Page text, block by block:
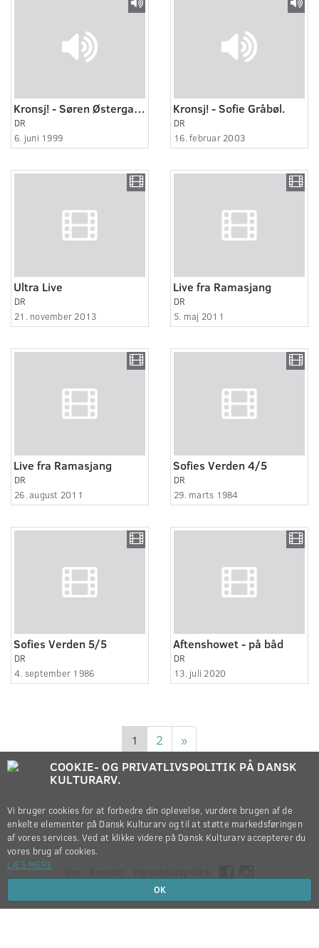
Kronsj! - Søren Østergaard.
DR
6. juni 1999
Kronsj! - Sofie Gråbøl.
DR
16. februar 2003
Ultra Live
DR
21. november 2013
Live fra Ramasjang
DR
5. maj 2011
Live fra Ramasjang
DR
26. august 2011
Sofies Verden 4/5
DR
29. marts 1984
Sofies Verden 5/5
DR
4. september 1986
Aftenshowet - på båd
DR
13. juli 2020
1 2 »
Copyright © 2012-2026
COOKIE- OG PRIVATLIVSPOLITIK PÅ DANSK
KULTURARV.
Vi bruger cookies for at forbedre din oplevelse, vurdere brugen af de
enkelte elementer på Dansk Kulturarv og til at støtte markedsføringen
af vores services. Ved at klikke videre på Dansk Kulturarv accepterer du
vores brug af cookies.
LÆS MERE
OK